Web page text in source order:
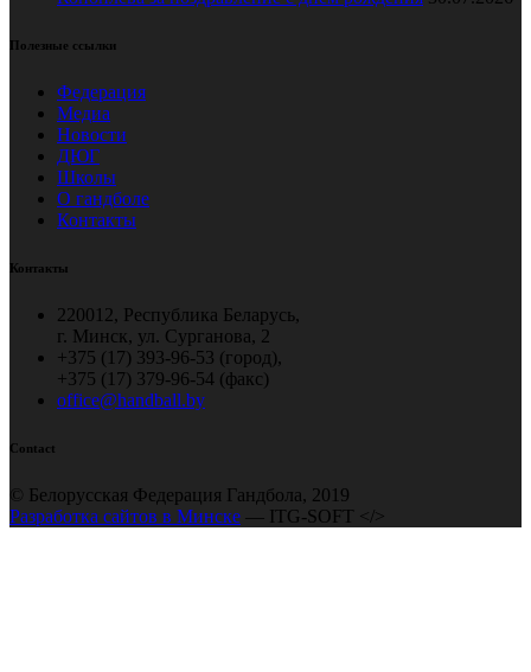
Полезные ссылки
Федерация
Медиа
Новости
ДЮГ
Школы
О гандболе
Контакты
Контакты
220012, Республика Беларусь,
г. Минск, ул. Сурганова, 2
+375 (17) 393-96-53 (город),
+375 (17) 379-96-54 (факс)
office@handball.by
Contact
© Белорусская Федерация Гандбола, 2019
Разработка сайтов в Минске — ITG-SOFT </>